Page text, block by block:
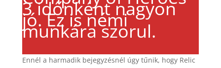
3 időnként nagyon
jó. Ez is némi
munkára szorul.
Ennél a harmadik bejegyzésnél úgy tűnik, hogy Relic